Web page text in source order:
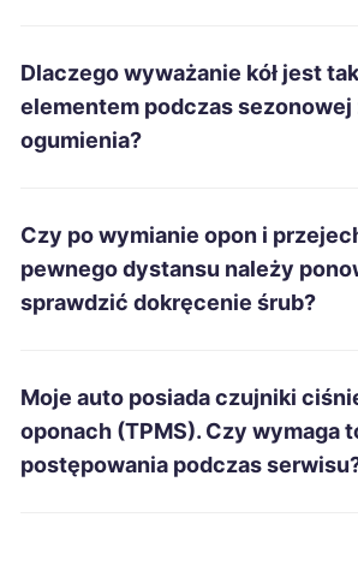
Piotrków Trybunalski
Gniezno
Ostrowiec Świętokrzyski
Malbork
Dlaczego wyważanie kół jest
elementem podczas sezonowej
ogumienia?
Czy po wymianie opon i
pewnego dystansu należy
sprawdzić dokręcenie śrub?
Moje auto posiada czujniki
oponach (TPMS). Czy wymaga
postępowania podczas